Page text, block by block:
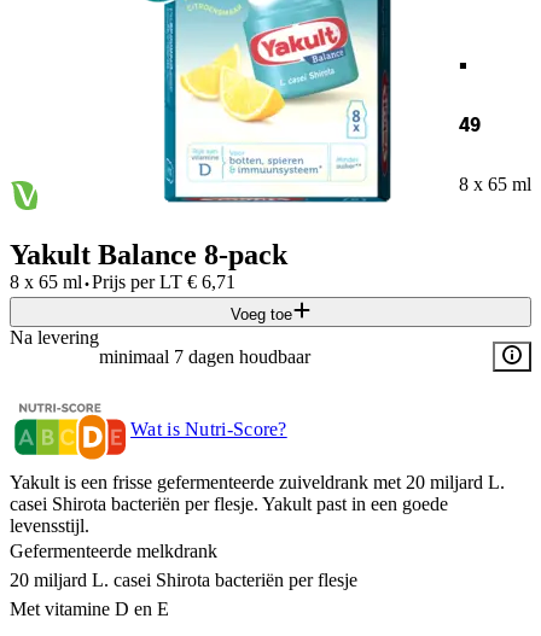
.
49
8 x 65 ml
Yakult Balance 8-pack
8 x 65 ml·Prijs per LT € 6,71
Voeg toe
Na levering
minimaal 7 dagen houdbaar
Wat is Nutri-Score?
Yakult is een frisse gefermenteerde zuiveldrank met 20 miljard L.
casei Shirota bacteriën per flesje. Yakult past in een goede
levensstijl.
Gefermenteerde melkdrank
20 miljard L. casei Shirota bacteriën per flesje
Met vitamine D en E